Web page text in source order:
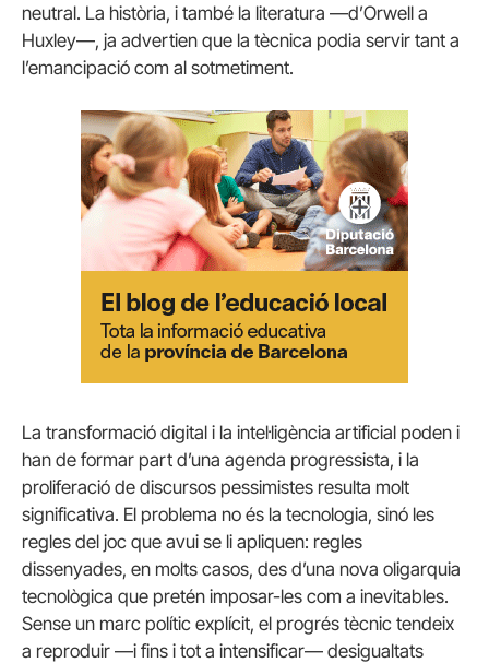
neutral. La història, i també la literatura —d’Orwell a
Huxley—, ja advertien que la tècnica podia servir tant a
l’emancipació com al sotmetiment.
La transformació digital i la intel·ligència artificial poden i
han de formar part d’una agenda progressista, i la
proliferació de discursos pessimistes resulta molt
significativa. El problema no és la tecnologia, sinó les
regles del joc que avui se li apliquen: regles
dissenyades, en molts casos, des d’una nova oligarquia
tecnològica que pretén imposar-les com a inevitables.
Sense un marc polític explícit, el progrés tècnic tendeix
a reproduir —i fins i tot a intensificar— desigualtats